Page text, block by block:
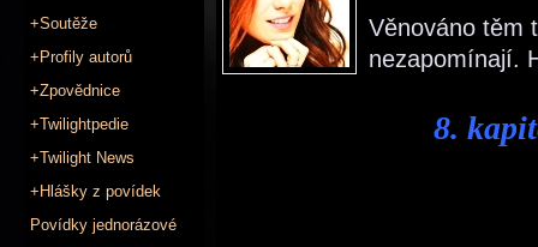
+Soutěže
+Profily autorů
+Zpovědnice
+Twilightpedie
+Twilight News
+Hlášky z povídek
Povídky jednorázové
Věnováno těm
nezapomínají.
8.